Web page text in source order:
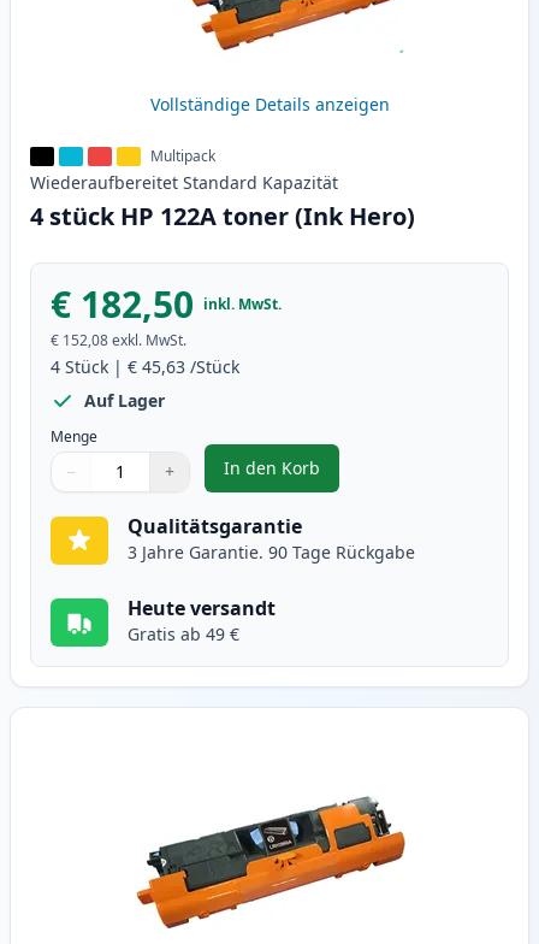
Vollständige Details anzeigen
Multipack
Wiederaufbereitet Standard Kapazität
4 stück HP 122A toner (Ink Hero)
€ 182,50 inkl. MwSt.
€ 152,08exkl. MwSt.
4 Stück | € 45,63 /Stück
Auf Lager
Menge
Verwenden Sie die Tasten, um anzupassen
− +
1
In den Korb
, 4 stück HP 122A toner (Ink Hero)
Qualitätsgarantie
3 Jahre Garantie. 90 Tage Rückgabe
Heute versandt
Gratis ab 49 €